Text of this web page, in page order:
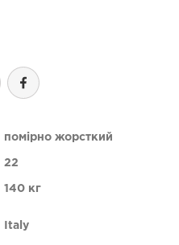
помірно жорсткий
22
140 кг
Italy